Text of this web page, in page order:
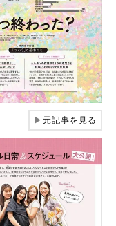
▶元記事を見る